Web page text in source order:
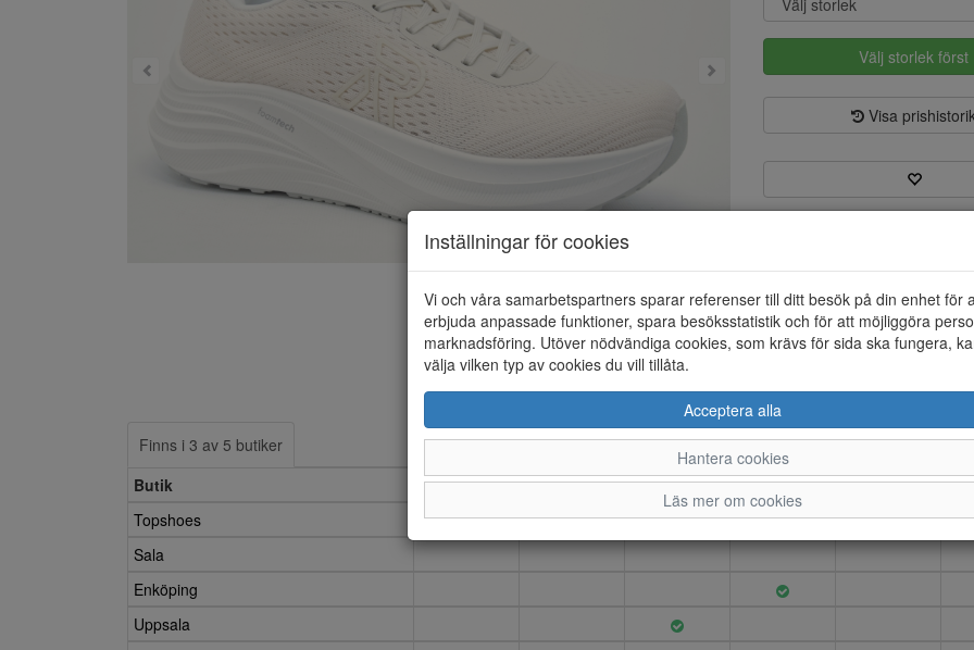
Välj storlek först
Visa
EAN: 4061811900930
Material: Textil
Färg: Beige
Sneaker i textil med
Finns i 3 av 5 butiker
Butik
36 37 38 39
40
Topshoes
Sala
Enköping
Uppsala
Inställningar för cookies
Vi och våra samarbetspartners sparar referenser till ditt besök på din enhet för
erbjuda anpassade funktioner, spara besöksstatistik och för att möjliggöra
marknadsföring. Utöver nödvändiga cookies, som krävs för sida ska fungera,
välja vilken typ av cookies du vill tillåta.
Acceptera alla
Hantera cookies
Läs mer om cookies